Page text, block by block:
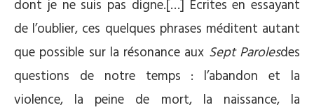
dont je ne suis pas digne.[…] Ecrites en essayant
de l’oublier, ces quelques phrases méditent autant
que possible sur la résonance aux Sept Parolesdes
questions de notre temps : l’abandon et la
violence, la peine de mort, la naissance, la